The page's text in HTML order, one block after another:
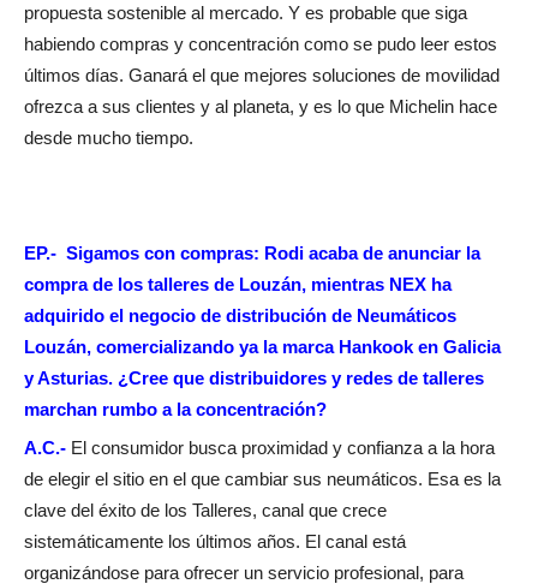
propuesta sostenible al mercado. Y es probable que siga
habiendo compras y concentración como se pudo leer estos
últimos días. Ganará el que mejores soluciones de movilidad
ofrezca a sus clientes y al planeta, y es lo que Michelin hace
desde mucho tiempo.
EP.- Sigamos con compras: Rodi acaba de anunciar la
compra de los talleres de Louzán, mientras NEX ha
adquirido el negocio de distribución de Neumáticos
Louzán, comercializando ya la marca Hankook en Galicia
y Asturias. ¿Cree que distribuidores y redes de talleres
marchan rumbo a la concentración?
A.C.- El consumidor busca proximidad y confianza a la hora
de elegir el sitio en el que cambiar sus neumáticos. Esa es la
clave del éxito de los Talleres, canal que crece
sistemáticamente los últimos años. El canal está
organizándose para ofrecer un servicio profesional, para